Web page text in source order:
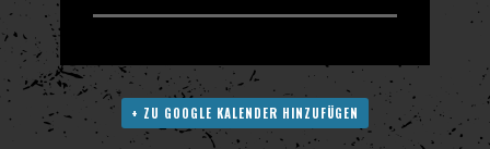
+ ZU GOOGLE KALENDER HINZUFÜGEN